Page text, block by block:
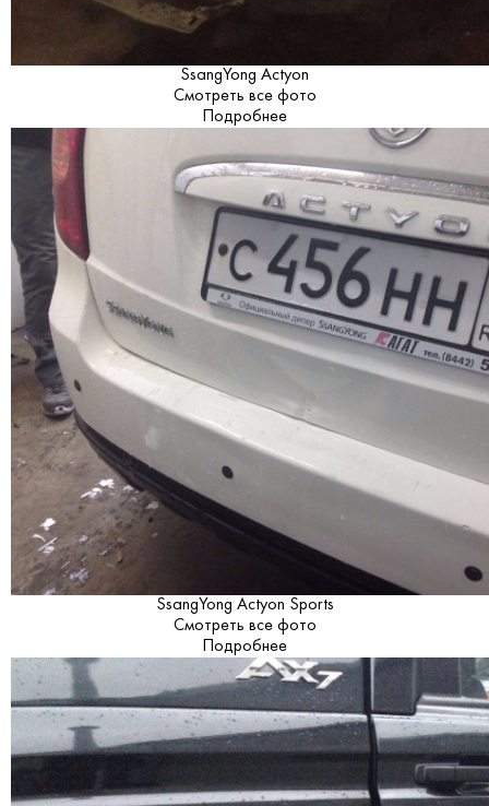
SsangYong Actyon
Смотреть все фото
Подробнее
SsangYong Actyon Sports
Смотреть все фото
Подробнее